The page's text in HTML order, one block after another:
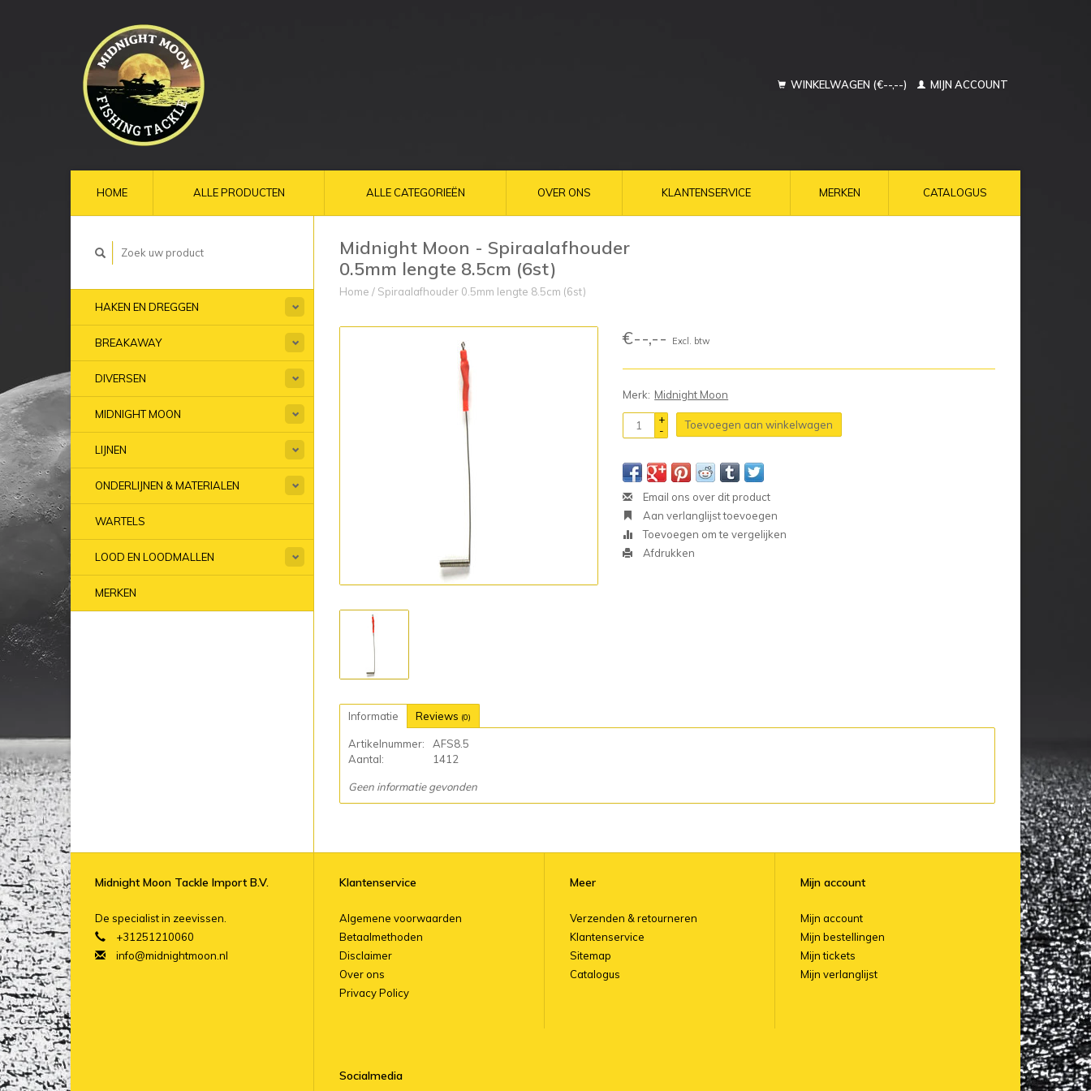
WINKELWAGEN (€--,--) MIJN ACCOUNT
HOME ALLE PRODUCTEN ALLE CATEGORIEËN OVER ONS KLANTENSERVICE MERKEN CATALOGUS
HAKEN EN DREGGEN
BREAKAWAY
DIVERSEN
MIDNIGHT MOON
LIJNEN
ONDERLIJNEN & MATERIALEN
WARTELS
LOOD EN LOODMALLEN
MERKEN
Midnight Moon - Spiraalafhouder
0.5mm lengte 8.5cm (6st)
Home / Spiraalafhouder 0.5mm lengte 8.5cm (6st)
€--,-- Excl. btw
Merk: Midnight Moon
+
-
Toevoegen aan winkelwagen
Email ons over dit product
Aan verlanglijst toevoegen
Toevoegen om te vergelijken
Afdrukken
Informatie Reviews (0)
Artikelnummer:
AFS8.5
Aantal:
1412
Geen informatie gevonden
Midnight Moon Tackle Import B.V.
De specialist in zeevissen.
+31251210060
info@midnightmoon.nl
Klantenservice
Algemene voorwaarden
Betaalmethoden
Disclaimer
Over ons
Privacy Policy
Meer
Verzenden & retourneren
Klantenservice
Sitemap
Catalogus
Mijn account
Mijn account
Mijn bestellingen
Mijn tickets
Mijn verlanglijst
Socialmedia